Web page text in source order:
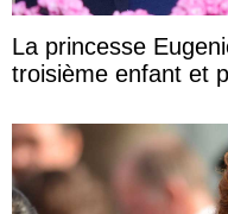
La princesse
troisième enfant et